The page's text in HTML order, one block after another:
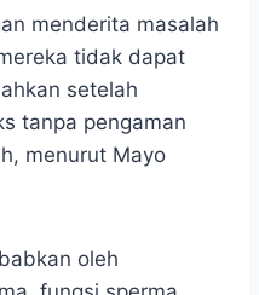
menderita masalah
tidak dapat
setelah
tanpa pengaman
menurut Mayo
oleh